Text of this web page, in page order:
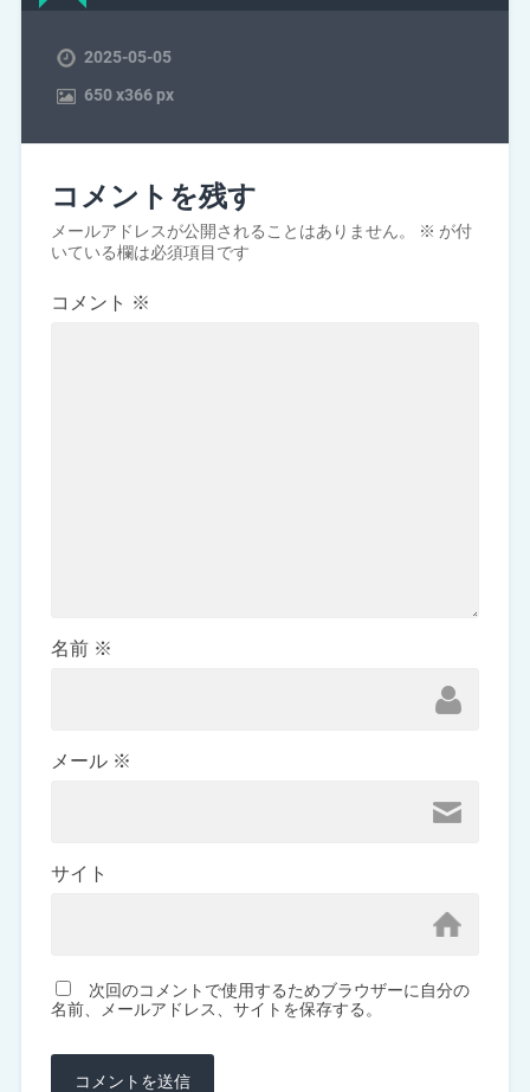
2025-05-05
650x366 px
コメントを残す
メールアドレスが公開されることはありません。 ※ が付
いている欄は必須項目です
コメント ※
名前 ※
メール ※
サイト
次回のコメントで使用するためブラウザーに自分の
名前、メールアドレス、サイトを保存する。